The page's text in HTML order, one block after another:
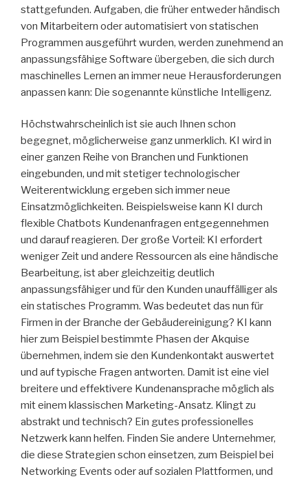
stattgefunden. Aufgaben, die früher entweder händisch
von Mitarbeitern oder automatisiert von statischen
Programmen ausgeführt wurden, werden zunehmend an
anpassungsfähige Software übergeben, die sich durch
maschinelles Lernen an immer neue Herausforderungen
anpassen kann: Die sogenannte künstliche Intelligenz.
Höchstwahrscheinlich ist sie auch Ihnen schon
begegnet, möglicherweise ganz unmerklich. KI wird in
einer ganzen Reihe von Branchen und Funktionen
eingebunden, und mit stetiger technologischer
Weiterentwicklung ergeben sich immer neue
Einsatzmöglichkeiten. Beispielsweise kann KI durch
flexible Chatbots Kundenanfragen entgegennehmen
und darauf reagieren. Der große Vorteil: KI erfordert
weniger Zeit und andere Ressourcen als eine händische
Bearbeitung, ist aber gleichzeitig deutlich
anpassungsfähiger und für den Kunden unauffälliger als
ein statisches Programm. Was bedeutet das nun für
Firmen in der Branche der Gebäudereinigung? KI kann
hier zum Beispiel bestimmte Phasen der Akquise
übernehmen, indem sie den Kundenkontakt auswertet
und auf typische Fragen antworten. Damit ist eine viel
breitere und effektivere Kundenansprache möglich als
mit einem klassischen Marketing-Ansatz. Klingt zu
abstrakt und technisch? Ein gutes professionelles
Netzwerk kann helfen. Finden Sie andere Unternehmer,
die diese Strategien schon einsetzen, zum Beispiel bei
Networking Events oder auf sozialen Plattformen, und